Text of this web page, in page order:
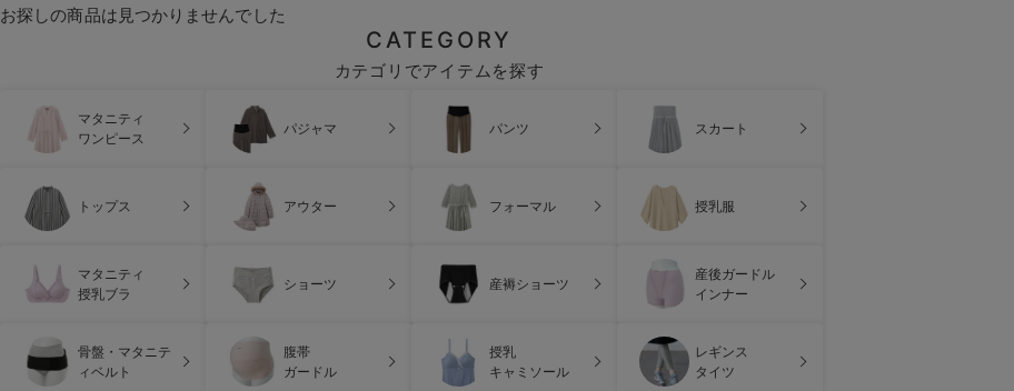
お探しの商品は見つかりませんでした
CATEGORY
カテゴリでアイテムを探す
マタニティ
ワンピース
パジャマ パンツ スカート
トップス アウター フォーマル 授乳服
マタニティ
授乳ブラ
ショーツ 産褥ショーツ
産後ガードル
インナー
骨盤・マタニテ
ィベルト
腹帯
ガードル
授乳
キャミソール
レギンス
タイツ